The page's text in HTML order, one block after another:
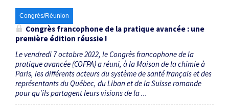
Congrès/Réunion
Congrès francophone de la pratique avancée : une
première édition réussie !
Le vendredi 7 octobre 2022, le Congrès francophone de la
pratique avancée (COFPA) a réuni, à la Maison de la chimie à
Paris, les différents acteurs du système de santé français et des
représentants du Québec, du Liban et de la Suisse romande
pour qu'ils partagent leurs visions de la ...